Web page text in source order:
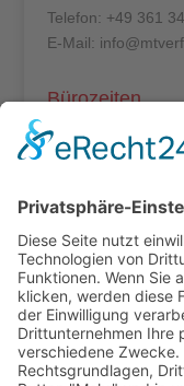
Telefon: +49 361
E-Mail:
Bürozeiten
Mo – Do: 8:00 –
Termine
nach Absprache.
Folgt uns auf